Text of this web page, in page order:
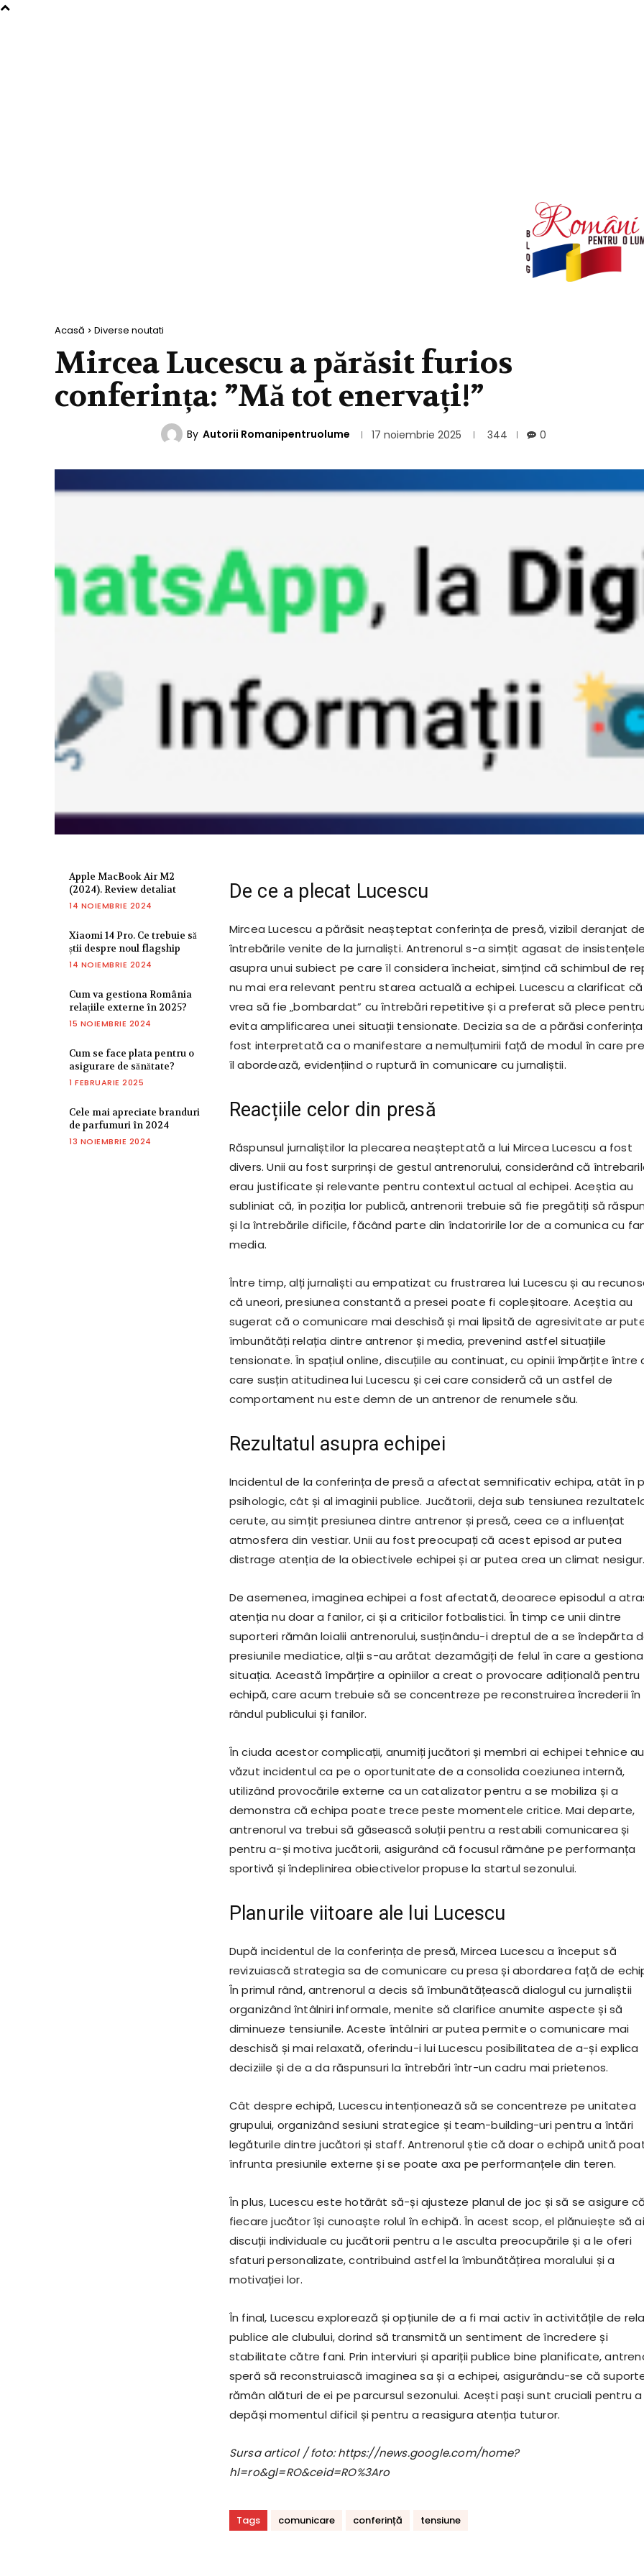
Acasă Diverse noutati
Mircea Lucescu a părăsit furios
conferința: ”Mă tot enervați!”
By Autorii Romanipentruolume 17 noiembrie 2025 344 0
Apple MacBook Air M2
(2024). Review detaliat
14 NOIEMBRIE 2024
Xiaomi 14 Pro. Ce trebuie să
știi despre noul flagship
14 NOIEMBRIE 2024
Cum va gestiona România
relațiile externe în 2025?
15 NOIEMBRIE 2024
Cum se face plata pentru o
asigurare de sănătate?
1 FEBRUARIE 2025
Cele mai apreciate branduri
de parfumuri în 2024
13 NOIEMBRIE 2024
De ce a plecat Lucescu
Mircea Lucescu a părăsit neașteptat conferința de presă, vizibil deranjat de
întrebările venite de la jurnaliști. Antrenorul s-a simțit agasat de insistențele
asupra unui subiect pe care îl considera încheiat, simțind că schimbul de
nu mai era relevant pentru starea actuală a echipei. Lucescu a clarificat că
vrea să fie „bombardat” cu întrebări repetitive și a preferat să plece
evita amplificarea unei situații tensionate. Decizia sa de a părăsi
fost interpretată ca o manifestare a nemulțumirii față de modul în care
îl abordează, evidențiind o ruptură în comunicare cu jurnaliștii.
Reacțiile celor din presă
Răspunsul jurnaliștilor la plecarea neașteptată a lui Mircea Lucescu a fost
divers. Unii au fost surprinși de gestul antrenorului, considerând că
erau justificate și relevante pentru contextul actual al echipei. Aceștia au
subliniat că, în poziția lor publică, antrenorii trebuie să fie pregătiți să
și la întrebările dificile, făcând parte din îndatoririle lor de a comunica cu
media.
Între timp, alți jurnaliști au empatizat cu frustrarea lui Lucescu și au
că uneori, presiunea constantă a presei poate fi copleșitoare. Aceștia au
sugerat că o comunicare mai deschisă și mai lipsită de agresivitate ar
îmbunătăți relația dintre antrenor și media, prevenind astfel situațiile
tensionate. În spațiul online, discuțiile au continuat, cu opinii împărțite între
care susțin atitudinea lui Lucescu și cei care consideră că un astfel de
comportament nu este demn de un antrenor de renumele său.
Rezultatul asupra echipei
Incidentul de la conferința de presă a afectat semnificativ echipa, atât în
psihologic, cât și al imaginii publice. Jucătorii, deja sub tensiunea
cerute, au simțit presiunea dintre antrenor și presă, ceea ce a influențat
atmosfera din vestiar. Unii au fost preocupați că acest episod ar putea
distrage atenția de la obiectivele echipei și ar putea crea un climat nesigur.
De asemenea, imaginea echipei a fost afectată, deoarece episodul a
atenția nu doar a fanilor, ci și a criticilor fotbalistici. În timp ce unii dintre
suporteri rămân loialii antrenorului, susținându-i dreptul de a se îndepărta
presiunile mediatice, alții s-au arătat dezamăgiți de felul în care a
situația. Această împărțire a opiniilor a creat o provocare adițională pentru
echipă, care acum trebuie să se concentreze pe reconstruirea încrederii în
rândul publicului și fanilor.
În ciuda acestor complicații, anumiți jucători și membri ai echipei tehnice au
văzut incidentul ca pe o oportunitate de a consolida coeziunea internă,
utilizând provocările externe ca un catalizator pentru a se mobiliza și a
demonstra că echipa poate trece peste momentele critice. Mai departe,
antrenorul va trebui să găsească soluții pentru a restabili comunicarea și
pentru a-și motiva jucătorii, asigurând că focusul rămâne pe performanța
sportivă și îndeplinirea obiectivelor propuse la startul sezonului.
Planurile viitoare ale lui Lucescu
După incidentul de la conferința de presă, Mircea Lucescu a început să
revizuiască strategia sa de comunicare cu presa și abordarea față de
În primul rând, antrenorul a decis să îmbunătățească dialogul cu jurnaliștii
organizând întâlniri informale, menite să clarifice anumite aspecte și să
diminueze tensiunile. Aceste întâlniri ar putea permite o comunicare mai
deschisă și mai relaxată, oferindu-i lui Lucescu posibilitatea de a-și explica
deciziile și de a da răspunsuri la întrebări într-un cadru mai prietenos.
Cât despre echipă, Lucescu intenționează să se concentreze pe unitatea
grupului, organizând sesiuni strategice și team-building-uri pentru a întări
legăturile dintre jucători și staff. Antrenorul știe că doar o echipă unită
înfrunta presiunile externe și se poate axa pe performanțele din teren.
În plus, Lucescu este hotărât să-și ajusteze planul de joc și să se asigure că
fiecare jucător își cunoaște rolul în echipă. În acest scop, el plănuiește să
discuții individuale cu jucătorii pentru a le asculta preocupările și a le oferi
sfaturi personalizate, contribuind astfel la îmbunătățirea moralului și a
motivației lor.
În final, Lucescu explorează și opțiunile de a fi mai activ în activitățile de
publice ale clubului, dorind să transmită un sentiment de încredere și
stabilitate către fani. Prin interviuri și apariții publice bine planificate,
speră să reconstruiască imaginea sa și a echipei, asigurându-se că
rămân alături de ei pe parcursul sezonului. Acești pași sunt cruciali pentru a
depăși momentul dificil și pentru a reasigura atenția tuturor.
Sursa articol / foto: https://news.google.com/home?
hl=ro&gl=RO&ceid=RO%3Aro
Tags comunicare conferință tensiune